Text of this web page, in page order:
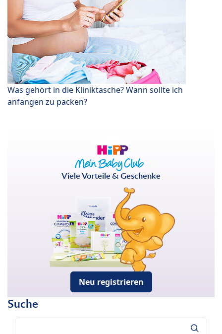
Was gehört in die Kliniktasche? Wann sollte ich
anfangen zu packen?
Viele Vorteile & Geschenke
Neu registrieren
Suche